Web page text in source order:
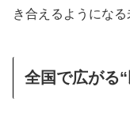
き合えるようになる
全国で広がる